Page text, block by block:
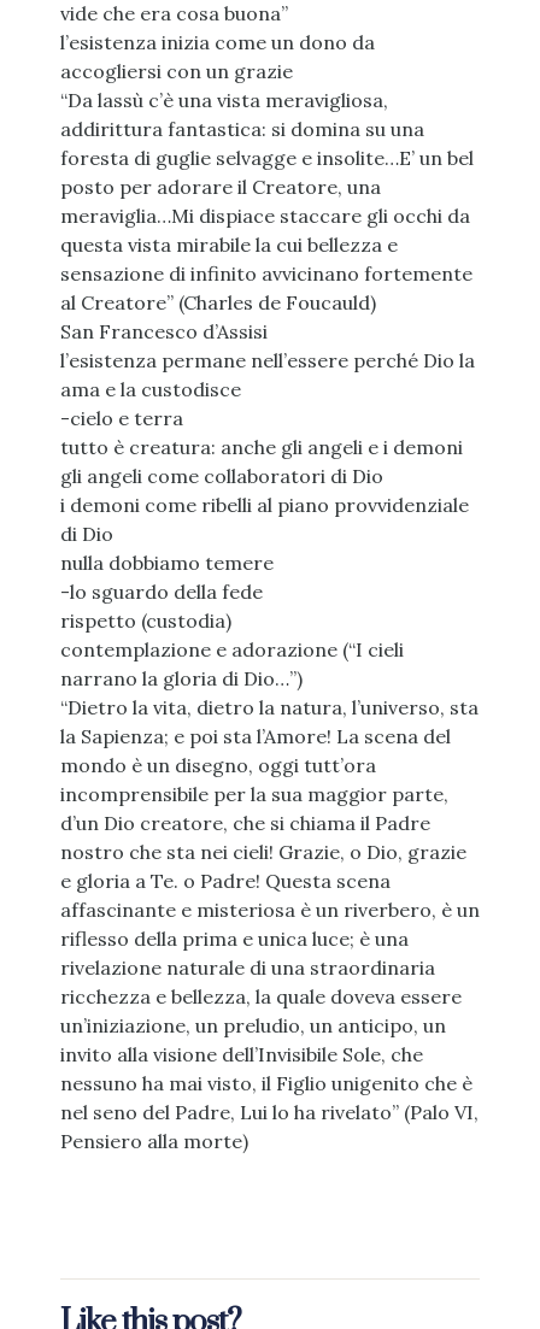
vide che era cosa buona”
l’esistenza inizia come un dono da
accogliersi con un grazie
“Da lassù c’è una vista meravigliosa,
addirittura fantastica: si domina su una
foresta di guglie selvagge e insolite…E’ un bel
posto per adorare il Creatore, una
meraviglia…Mi dispiace staccare gli occhi da
questa vista mirabile la cui bellezza e
sensazione di infinito avvicinano fortemente
al Creatore” (Charles de Foucauld)
San Francesco d’Assisi
l’esistenza permane nell’essere perché Dio la
ama e la custodisce
-cielo e terra
tutto è creatura: anche gli angeli e i demoni
gli angeli come collaboratori di Dio
i demoni come ribelli al piano provvidenziale
di Dio
nulla dobbiamo temere
-lo sguardo della fede
rispetto (custodia)
contemplazione e adorazione (“I cieli
narrano la gloria di Dio…”)
“Dietro la vita, dietro la natura, l’universo, sta
la Sapienza; e poi sta l’Amore! La scena del
mondo è un disegno, oggi tutt’ora
incomprensibile per la sua maggior parte,
d’un Dio creatore, che si chiama il Padre
nostro che sta nei cieli! Grazie, o Dio, grazie
e gloria a Te. o Padre! Questa scena
affascinante e misteriosa è un riverbero, è un
riflesso della prima e unica luce; è una
rivelazione naturale di una straordinaria
ricchezza e bellezza, la quale doveva essere
un’iniziazione, un preludio, un anticipo, un
invito alla visione dell’Invisibile Sole, che
nessuno ha mai visto, il Figlio unigenito che è
nel seno del Padre, Lui lo ha rivelato” (Palo VI,
Pensiero alla morte)